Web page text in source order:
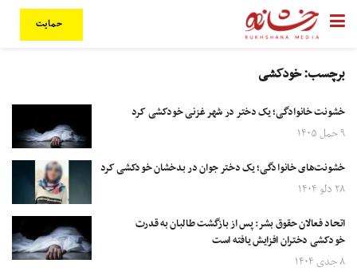
حمایت
برچسب:خودکشی
خشونت خانوادگی؛ یک دختر در شهر غزنی خودکشی کرد
۹ حمل ۱۴۰۵
خشونت‌های خانوادگی؛ یک دختر جوان در بدخشان خودکشی کرد
۲۸ دلو ۱۴۰۴
اتحاد فعالان حقوق بشر: پس از بازگشت طالبان به قدرت
خودکشی دختران افزایش یافته است
۸ جدی ۱۴۰۴